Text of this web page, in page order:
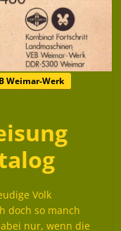
Weimar-Werk
Volk
doch so manch
nur, wenn die